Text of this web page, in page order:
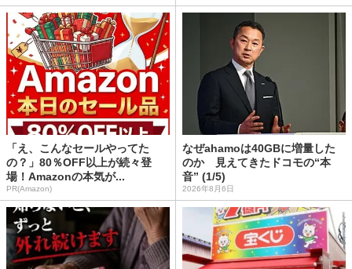
「え、こんなセールやってた
の？」80％OFF以上が続々登
場！Amazonの本気が...
PR(Amazon)
なぜahamoは40GBに増量した
のか 見えてきたドコモの“本
音” (1/5)
2026年8月6日